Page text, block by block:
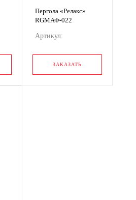
Пергола «Релакс»
RGМАФ-022
Артикул:
ЗАКАЗАТЬ